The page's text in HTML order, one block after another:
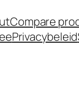
Compare
Privacybeleid